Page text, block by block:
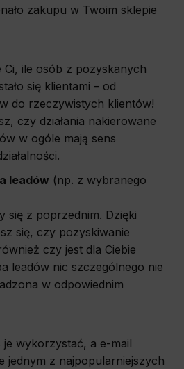
zakupu w Twoim sklepie
Ci, ile osób z pozyskanych
się klientami – od
do rzeczywistych klientów!
czy działania nakierowane
w ogóle mają sens
leadów (np. z wybranego
się z poprzednim. Dzięki
się, czy pozyskiwanie
czy jest dla Ciebie
leadów nic szczególnego nie
w odpowiednim
je wykorzystać, a e-mail
jednym z najpopularniejszych